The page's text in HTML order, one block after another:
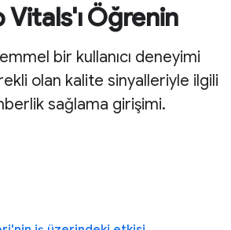
Öğrenin
bir kullanıcı deneyimi
olan kalite sinyalleriyle ilgili
sağlama girişimi.